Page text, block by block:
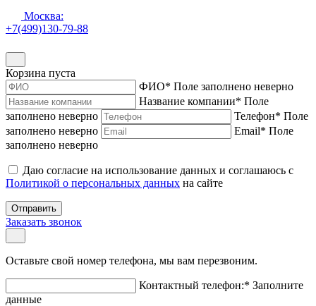
Москва:
+7(499)130-79-88
Корзина пуста
ФИО* Поле заполнено неверно
Название компании* Поле
заполнено неверно
Телефон* Поле
заполнено неверно
Email* Поле
заполнено неверно
Даю согласие на использование данных и соглашаюсь с
Политикой о персональных данных на сайте
Отправить
Заказать звонок
Оставьте свой номер телефона, мы вам перезвоним.
Контактный телефон:* Заполните
данные